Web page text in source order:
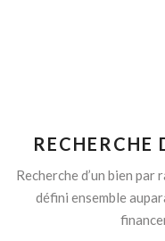
RECHERCHE
Recherche d’un bien
défini ensemble